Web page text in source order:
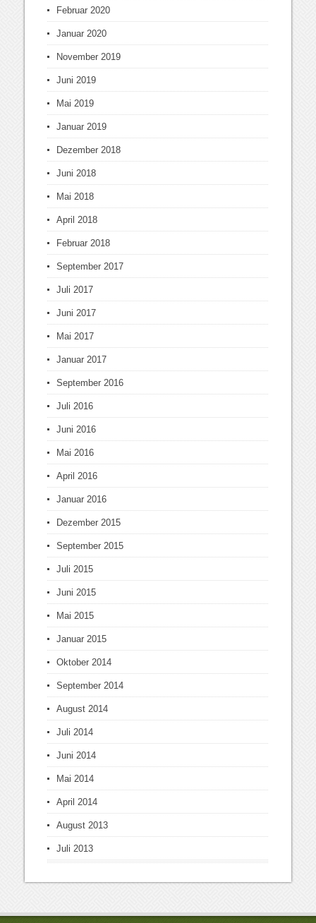
Februar 2020
Januar 2020
November 2019
Juni 2019
Mai 2019
Januar 2019
Dezember 2018
Juni 2018
Mai 2018
April 2018
Februar 2018
September 2017
Juli 2017
Juni 2017
Mai 2017
Januar 2017
September 2016
Juli 2016
Juni 2016
Mai 2016
April 2016
Januar 2016
Dezember 2015
September 2015
Juli 2015
Juni 2015
Mai 2015
Januar 2015
Oktober 2014
September 2014
August 2014
Juli 2014
Juni 2014
Mai 2014
April 2014
August 2013
Juli 2013